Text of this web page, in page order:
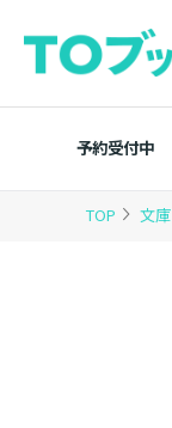
予約受付中
TOP 文庫